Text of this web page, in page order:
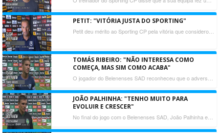
PETIT: "VITÓRIA JUSTA DO SPORTING"
TOMÁS RIBEIRO: "NÃO INTERESSA COMO
COMEÇA, MAS SIM COMO ACABA"
JOÃO PALHINHA: "TENHO MUITO PARA
EVOLUIR E CRESCER"